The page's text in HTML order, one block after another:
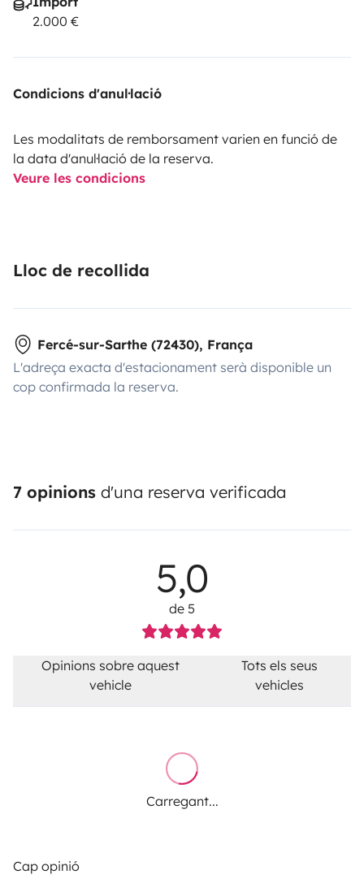
2.000 €
Condicions d'anul·lació
Les modalitats de remborsament varien en funció de
la data d'anul·lació de la reserva.
Veure les condicions
Lloc de recollida
Fercé-sur-Sarthe (72430), França
L'adreça exacta d'estacionament serà disponible un
cop confirmada la reserva.
7 opinions d'una reserva verificada
5,0
de 5
Opinions sobre aquest
vehicle
Tots els seus
vehicles
Carregant...
Cap opinió